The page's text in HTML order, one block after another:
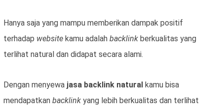
Hanya saja yang mampu memberikan dampak positif
terhadap website kamu adalah backlink berkualitas yang
terlihat natural dan didapat secara alami.
Dengan menyewa jasa backlink natural kamu bisa
mendapatkan backlink yang lebih berkualitas dan terlihat